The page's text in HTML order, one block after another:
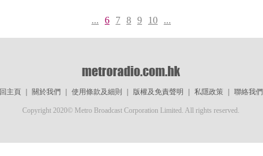
... 6 7 8 9 10 ...
回主頁｜ 關於我們 使用條款及細則 版權及免責聲明 私隱政策｜ 聯絡我們
Copyright 2020© Metro Broadcast Corporation Limited. All rights reserved.